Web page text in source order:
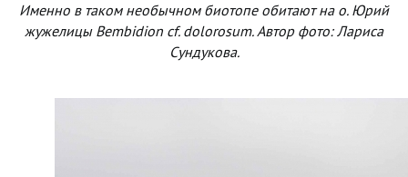
Именно в таком необычном биотопе обитают на о. Юрий
жужелицы Bembidion cf. dolorosum. Автор фото: Лариса
Сундукова.